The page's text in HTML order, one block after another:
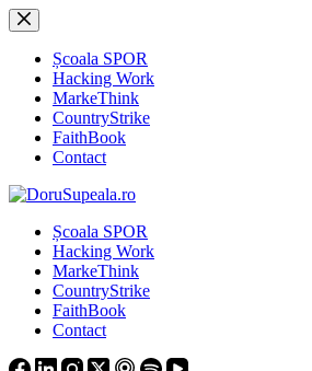
Sari
la
conținutȘcoala SPOR
Hacking Work
MarkeThink
CountryStrike
FaithBook
Contact
Școala SPOR
Hacking Work
MarkeThink
CountryStrike
FaithBook
Contact